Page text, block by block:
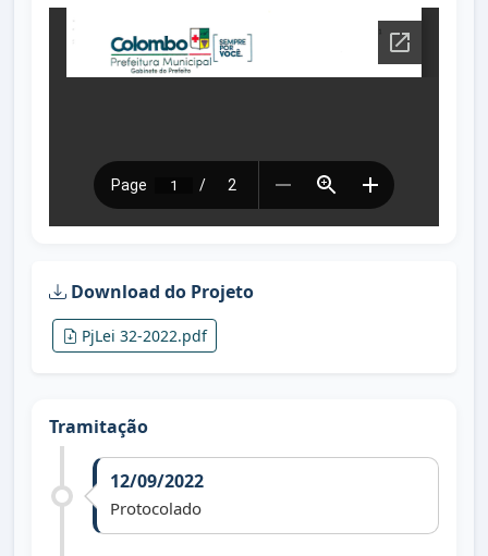
Download do Projeto
PjLei 32-2022.pdf
Tramitação
12/09/2022
Protocolado